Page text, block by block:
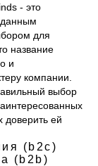
- это
данным
для
название
и
компании.
выбор
доверить ей
(b2c)
(b2b)